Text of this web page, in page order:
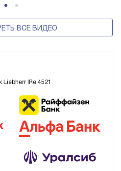
ВСЕ ВИДЕО
IRe 4521